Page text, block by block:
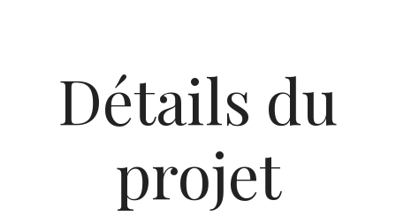
Détails du
projet